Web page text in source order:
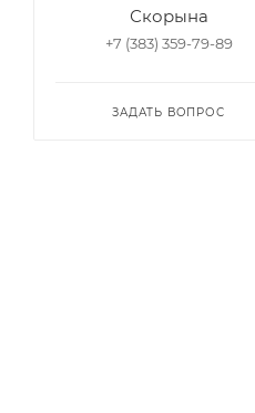
Скорына
+7 (383) 359-79-89
ЗАДАТЬ ВОПРОС